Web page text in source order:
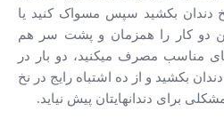
نخ دندان بکشید سپس مسواک کنید یا
دو کار را همزمان و پشت سر هم
مناسب مصرف میکنید، دو بار در
بکشید و از ده اشتباه رایج در نخ
برای دندانهایتان پیش نیاید.